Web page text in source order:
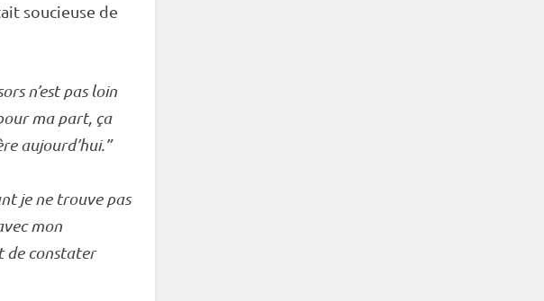
soucieuse de
n’est pas loin
ma part, ça
aujourd’hui.”
je ne trouve pas
mon
de constater